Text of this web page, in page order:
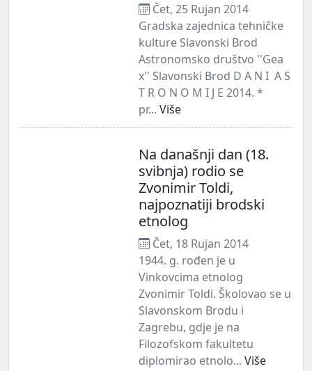
Čet, 25 Rujan 2014
Gradska zajednica tehničke
kulture Slavonski Brod
Astronomsko društvo ''Gea
x'' Slavonski Brod D A N I A S
T R O N O M I J E 2014. *
pr... Više
Na današnji dan (18.
svibnja) rodio se
Zvonimir Toldi,
najpoznatiji brodski
etnolog
Čet, 18 Rujan 2014
1944. g. rođen je u
Vinkovcima etnolog
Zvonimir Toldi. Školovao se u
Slavonskom Brodu i
Zagrebu, gdje je na
Filozofskom fakultetu
diplomirao etnolo... Više